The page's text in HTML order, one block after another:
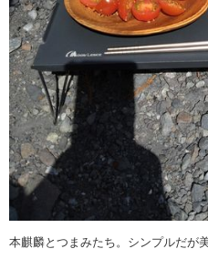
本麒麟とつまみたち。シンプルだが